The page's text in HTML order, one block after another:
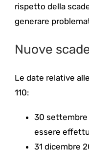
rispetto della
generare
Nuove
Le date relative
110:
30 settembre
essere
31 dicembre